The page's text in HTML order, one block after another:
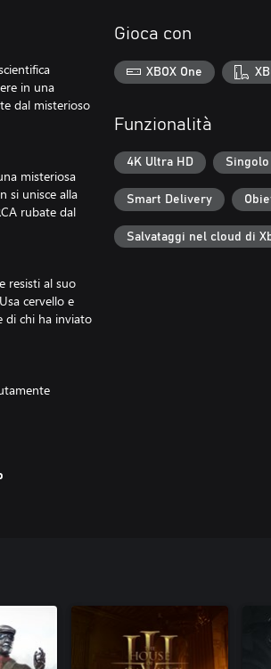
in una
dal misterioso
misteriosa
si unisce alla
rubate dal
resisti al suo
cervello e
di chi ha inviato
capture di
of Frontier
Gioca con
XBOX One
Funzionalità
4K Ultra HD
Smart Delivery
Salvataggi nel cloud di